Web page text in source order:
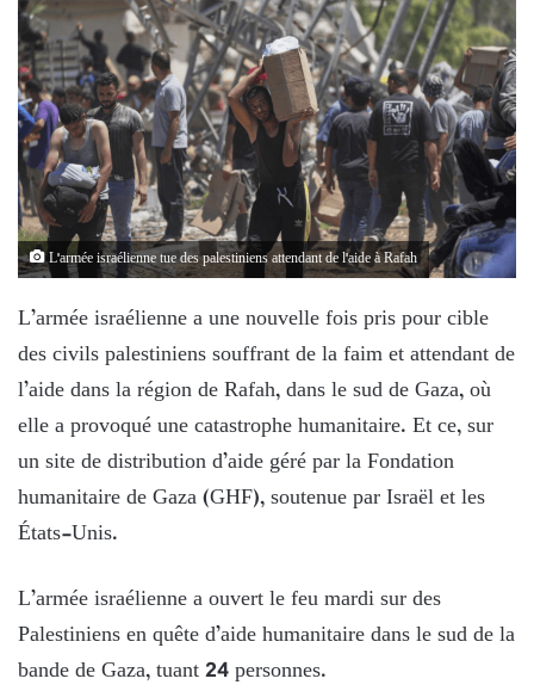
L'armée israélienne tue des palestiniens attendant de l'aide à Rafah
L’armée israélienne a une nouvelle fois pris pour cible
des civils palestiniens souffrant de la faim et attendant de
l’aide dans la région de Rafah, dans le sud de Gaza, où
elle a provoqué une catastrophe humanitaire. Et ce, sur
un site de distribution d’aide géré par la Fondation
humanitaire de Gaza (GHF), soutenue par Israël et les
États-Unis.
L’armée israélienne a ouvert le feu mardi sur des
Palestiniens en quête d’aide humanitaire dans le sud de la
bande de Gaza, tuant 24 personnes.